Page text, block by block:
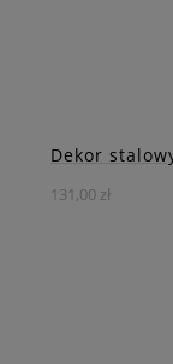
Dekor
131,00 zł